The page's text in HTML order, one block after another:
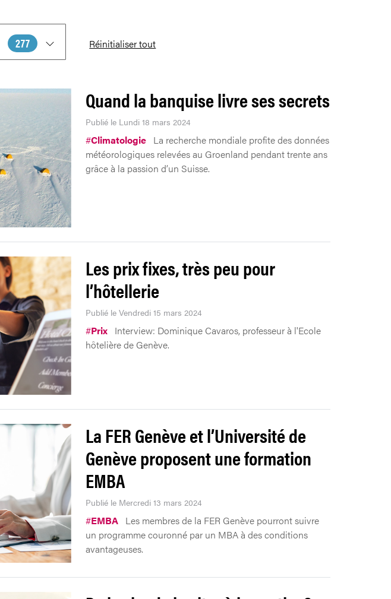
277 Réinitialiser tout
Quand la banquise livre ses secrets
Publié le Lundi 18 mars 2024
#Climatologie La recherche mondiale profite des données
météorologiques relevées au Groenland pendant trente ans
grâce à la passion d’un Suisse.
Les prix fixes, très peu pour
l’hôtellerie
Publié le Vendredi 15 mars 2024
#Prix Interview: Dominique Cavaros, professeur à l'Ecole
hôtelière de Genève.
La FER Genève et l’Université de
Genève proposent une formation
EMBA
Publié le Mercredi 13 mars 2024
#EMBA Les membres de la FER Genève pourront suivre
un programme couronné par un MBA à des conditions
avantageuses.